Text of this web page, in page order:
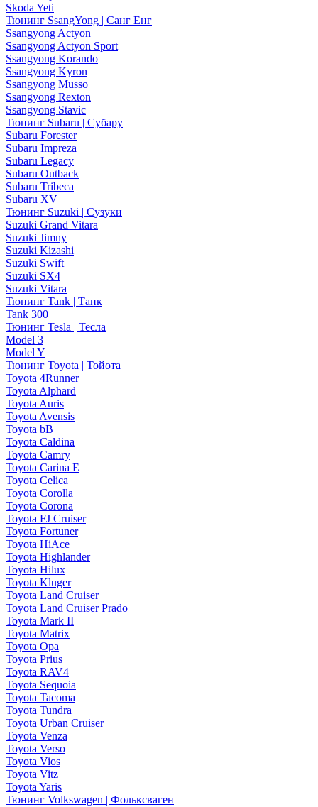
Skoda Yeti
Тюнинг SsangYong | Санг Енг
Ssangyong Actyon
Ssangyong Actyon Sport
Ssangyong Korando
Ssangyong Kyron
Ssangyong Musso
Ssangyong Rexton
Ssangyong Stavic
Тюнинг Subaru | Субару
Subaru Forester
Subaru Impreza
Subaru Legacy
Subaru Outback
Subaru Tribeca
Subaru XV
Тюнинг Suzuki | Сузуки
Suzuki Grand Vitara
Suzuki Jimny
Suzuki Kizashi
Suzuki Swift
Suzuki SX4
Suzuki Vitara
Тюнинг Tank | Танк
Tank 300
Тюнинг Tesla | Тесла
Model 3
Model Y
Тюнинг Toyota | Тойота
Toyota 4Runner
Toyota Alphard
Toyota Auris
Toyota Avensis
Toyota bB
Toyota Caldina
Toyota Camry
Toyota Carina E
Toyota Celica
Toyota Corolla
Toyota Corona
Toyota FJ Cruiser
Toyota Fortuner
Toyota HiAce
Toyota Highlander
Toyota Hilux
Toyota Kluger
Toyota Land Cruiser
Toyota Land Cruiser Prado
Toyota Mark II
Toyota Matrix
Toyota Opa
Toyota Prius
Toyota RAV4
Toyota Sequoia
Toyota Tacoma
Toyota Tundra
Toyota Urban Cruiser
Toyota Venza
Toyota Verso
Toyota Vios
Toyota Vitz
Toyota Yaris
Тюнинг Volkswagen | Фольксваген